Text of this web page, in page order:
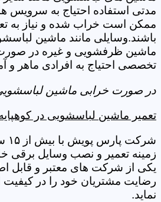
مدتی استفاده احتیاج به سرویس
ممکن است خراب شده و نیاز به
باشند.وسایلی مانند ماشین
ماشین ظرفشویی و غیره در
تخصصی احتیاج به افرادی ماهر و
در صورت خرابی ماشین لباسشویی
تعمیر ماشین لباسشویی در
زمینه تعمیر و نصب وسایل برقی
یکی از شرکت های معتبر و قابل
رضایت مشتریان خود را در
نماید.